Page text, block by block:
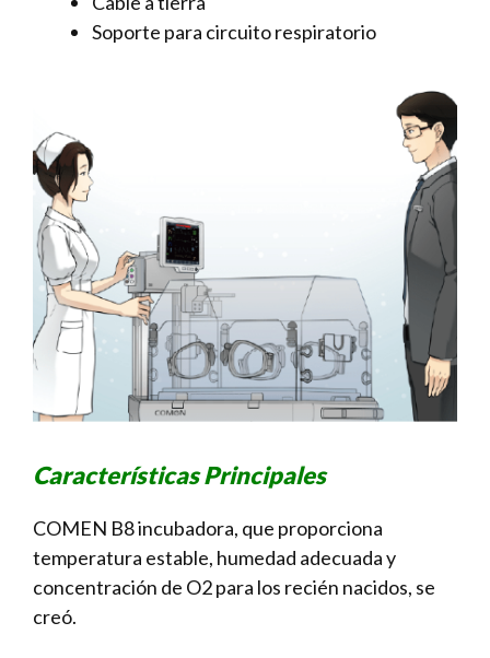
Soporte para circuito respiratorio
Características Principales
COMEN B8 incubadora, que proporciona
temperatura estable, humedad adecuada y
concentración de O2 para los recién nacidos, se
creó.